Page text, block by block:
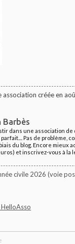
association créée en
Barbès
dans une association
Pas de problème,
du blog. Encore mieux
et inscrivez-vous à la
civile 2026 (voie